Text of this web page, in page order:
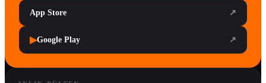
App Store ↗
▶Google Play ↗